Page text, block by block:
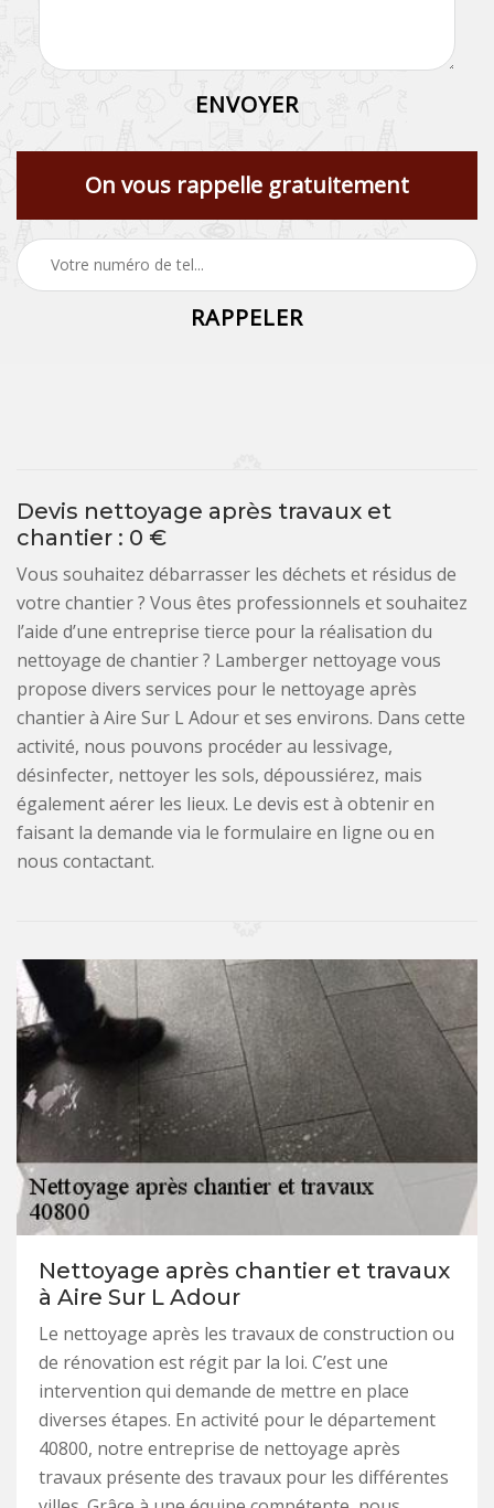
On vous rappelle gratuitement
Devis nettoyage après travaux et
chantier : 0 €
Vous souhaitez débarrasser les déchets et résidus de
votre chantier ? Vous êtes professionnels et souhaitez
l’aide d’une entreprise tierce pour la réalisation du
nettoyage de chantier ? Lamberger nettoyage vous
propose divers services pour le nettoyage après
chantier à Aire Sur L Adour et ses environs. Dans cette
activité, nous pouvons procéder au lessivage,
désinfecter, nettoyer les sols, dépoussiérez, mais
également aérer les lieux. Le devis est à obtenir en
faisant la demande via le formulaire en ligne ou en
nous contactant.
Nettoyage après chantier et travaux
à Aire Sur L Adour
Le nettoyage après les travaux de construction ou
de rénovation est régit par la loi. C’est une
intervention qui demande de mettre en place
diverses étapes. En activité pour le département
40800, notre entreprise de nettoyage après
travaux présente des travaux pour les différentes